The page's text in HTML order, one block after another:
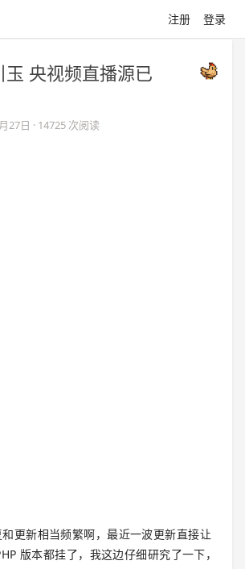
注册 登录
玉 央视频直播源已
27日 · 14725 次阅读
更新相当频繁啊，最近一波更新直接让
版本都挂了，我这边仔细研究了一下，